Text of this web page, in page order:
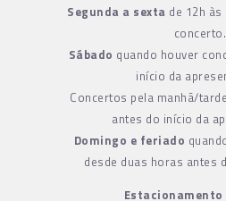
Segunda a sexta de 12h
concerto.
Sábado quando houver
início da
Concertos pela manhã/
antes do início da
Domingo e feriado
desde duas horas antes